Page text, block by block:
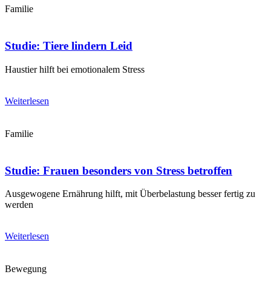
Familie
Studie: Tiere lindern Leid
Haustier hilft bei emotionalem Stress
Weiterlesen
Familie
Studie: Frauen besonders von Stress betroffen
Ausgewogene Ernährung hilft, mit Überbelastung besser fertig zu
werden
Weiterlesen
Bewegung